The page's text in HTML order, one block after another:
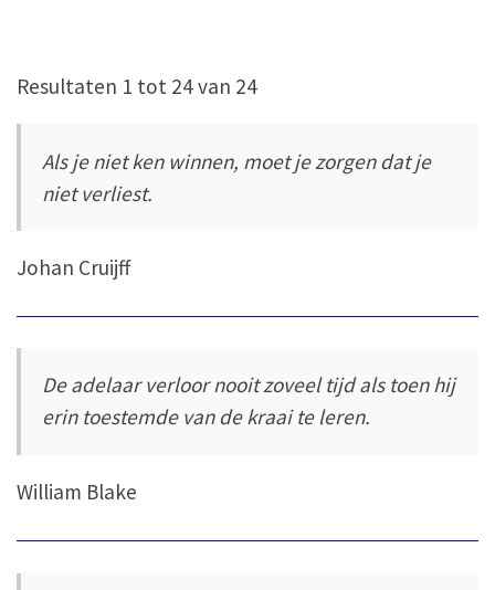
Resultaten 1 tot 24 van 24
Als je niet ken winnen, moet je zorgen dat je
niet verliest.
Johan Cruijff
De adelaar verloor nooit zoveel tijd als toen hij
erin toestemde van de kraai te leren.
William Blake